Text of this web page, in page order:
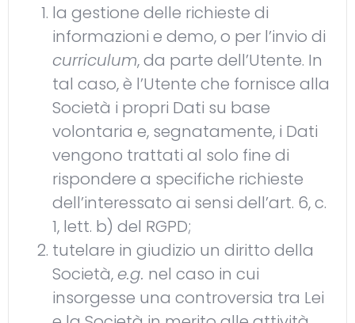
la gestione delle richieste di
informazioni e demo, o per l’invio di
curriculum, da parte dell’Utente. In
tal caso, è l’Utente che fornisce alla
Società i propri Dati su base
volontaria e, segnatamente, i Dati
vengono trattati al solo fine di
rispondere a specifiche richieste
dell’interessato ai sensi dell’art. 6, c.
1, lett. b) del RGPD;
tutelare in giudizio un diritto della
Società, e.g. nel caso in cui
insorgesse una controversia tra Lei